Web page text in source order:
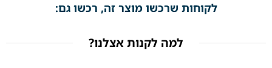
לקוחות שרכשו מוצר זה, רכשו גם:
למה לקנות אצלנו?